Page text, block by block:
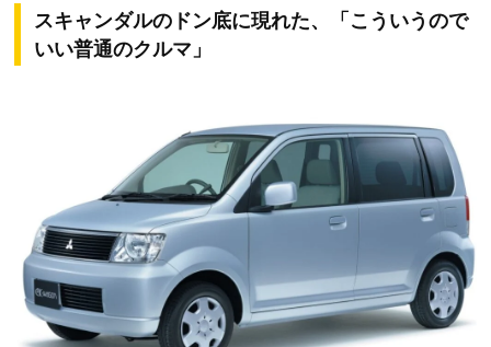
スキャンダルのドン底に現れた、「こういうので
いい普通のクルマ」